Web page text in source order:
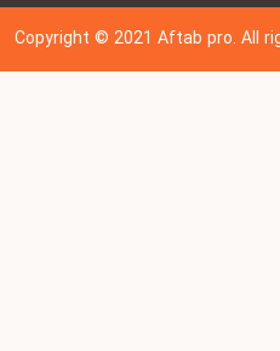
Copyright © 202 1Aftab pro. All